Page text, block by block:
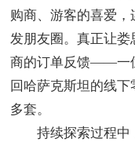
购商、游客的喜爱
发朋友圈。真正让
商的订单反馈——一
回哈萨克斯坦的线
多套。
持续探索过程中